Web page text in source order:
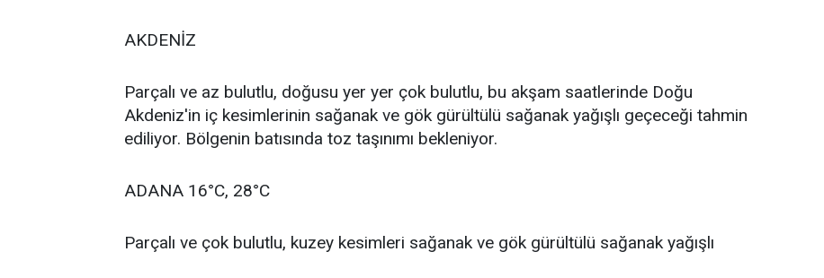
AKDENİZ
Parçalı ve az bulutlu, doğusu yer yer çok bulutlu, bu akşam saatlerinde Doğu
Akdeniz'in iç kesimlerinin sağanak ve gök gürültülü sağanak yağışlı geçeceği tahmin
ediliyor. Bölgenin batısında toz taşınımı bekleniyor.
ADANA 16°C, 28°C
Parçalı ve çok bulutlu, kuzey kesimleri sağanak ve gök gürültülü sağanak yağışlı